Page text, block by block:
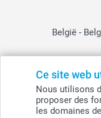
Ce site web
Nous utilisons
proposer des
les domaines
België -
smartphoto group SA.
Siège social :
Numéro de TVA BE